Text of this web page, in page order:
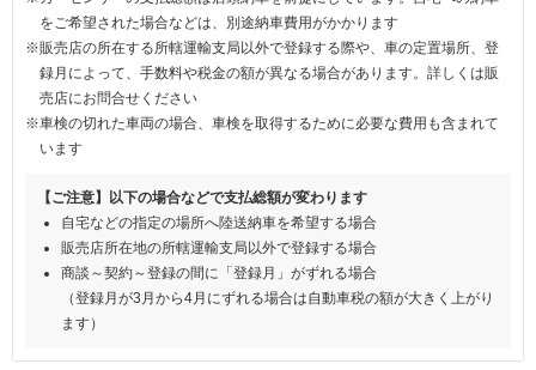
をご希望された場合などは、別途納車費用がかかります
※販売店の所在する所轄運輸支局以外で登録する際や、車の定置場所、登
録月によって、手数料や税金の額が異なる場合があります。詳しくは販
売店にお問合せください
※車検の切れた車両の場合、車検を取得するために必要な費用も含まれて
います
【ご注意】以下の場合などで支払総額が変わります
自宅などの指定の場所へ陸送納車を希望する場合
販売店所在地の所轄運輸支局以外で登録する場合
商談～契約～登録の間に「登録月」がずれる場合
（登録月が3月から4月にずれる場合は自動車税の額が大きく上がり
ます）